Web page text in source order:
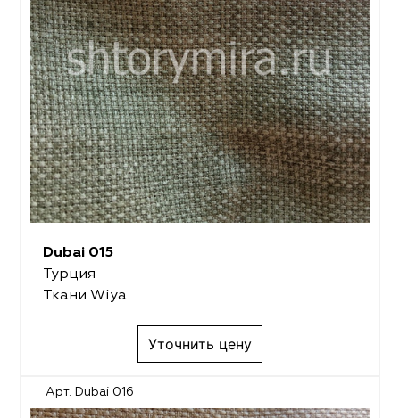
Dubai 015
Турция
Ткани Wiya
Уточнить цену
Арт. Dubai 016